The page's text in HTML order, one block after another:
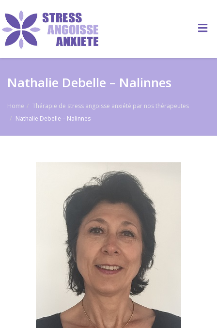
Nathalie Debelle – Nalinnes
Home
Thérapie de stress angoisse anxiété par nos thérapeutes
Nathalie Debelle – Nalinnes